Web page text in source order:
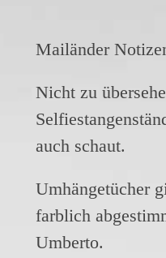
Mailänder
Nicht zu
auch schaut.
Umhängetücher
farblich
Umberto.